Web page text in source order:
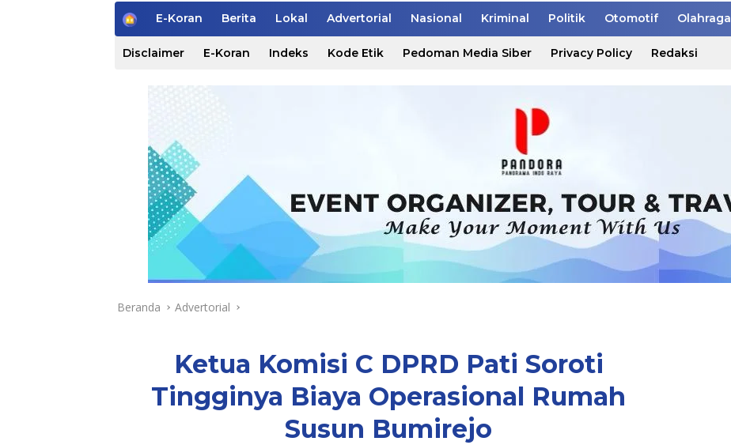
H
e
E-Koran Berita Lokal Advertorial Nasional Kriminal Politik Otomotif Olahraga
Disclaimer E-Koran Indeks Kode Etik Pedoman Media Siber Privacy Policy Redaksi
Beranda Advertorial
Ketua Komisi C DPRD Pati Soroti
Tingginya Biaya Operasional Rumah
Susun Bumirejo